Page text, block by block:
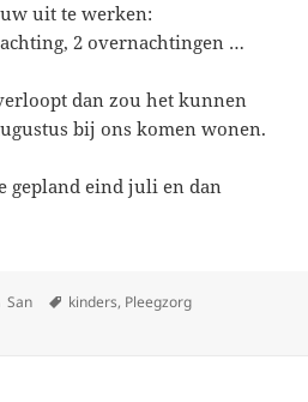
uit te werken:
2 overnachtingen …
dan zou het kunnen
bij ons komen wonen.
gepland eind juli en dan
Auteur
San Tags
kinders, Pleegzorg